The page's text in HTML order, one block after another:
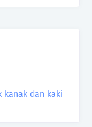
kanak dan kaki